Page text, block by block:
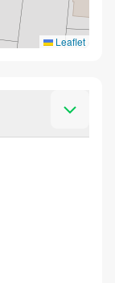
Leaflet